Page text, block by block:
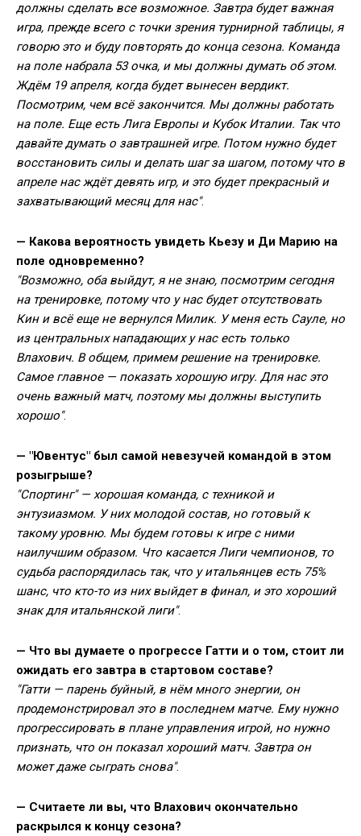
должны сделать все возможное. Завтра будет важная
игра, прежде всего с точки зрения турнирной таблицы, я
говорю это и буду повторять до конца сезона. Команда
на поле набрала 53 очка, и мы должны думать об этом.
Ждём 19 апреля, когда будет вынесен вердикт.
Посмотрим, чем всё закончится. Мы должны работать
на поле. Еще есть Лига Европы и Кубок Италии. Так что
давайте думать о завтрашней игре. Потом нужно будет
восстановить силы и делать шаг за шагом, потому что в
апреле нас ждёт девять игр, и это будет прекрасный и
захватывающий месяц для нас".
— Какова вероятность увидеть Кьезу и Ди Марию на
поле одновременно?
"Возможно, оба выйдут, я не знаю, посмотрим сегодня
на тренировке, потому что у нас будет отсутствовать
Кин и всё еще не вернулся Милик. У меня есть Сауле, но
из центральных нападающих у нас есть только
Влахович. В общем, примем решение на тренировке.
Самое главное — показать хорошую игру. Для нас это
очень важный матч, поэтому мы должны выступить
хорошо".
— "Ювентус" был самой невезучей командой в этом
розыгрыше?
"Спортинг" — хорошая команда, с техникой и
энтузиазмом. У них молодой состав, но готовый к
такому уровню. Мы будем готовы к игре с ними
наилучшим образом. Что касается Лиги чемпионов, то
судьба распорядилась так, что у итальянцев есть 75%
шанс, что кто-то из них выйдет в финал, и это хороший
знак для итальянской лиги".
— Что вы думаете о прогрессе Гатти и о том, стоит ли
ожидать его завтра в стартовом составе?
"Гатти — парень буйный, в нём много энергии, он
продемонстрировал это в последнем матче. Ему нужно
прогрессировать в плане управления игрой, но нужно
признать, что он показал хороший матч. Завтра он
может даже сыграть снова".
— Считаете ли вы, что Влахович окончательно
раскрылся к концу сезона?